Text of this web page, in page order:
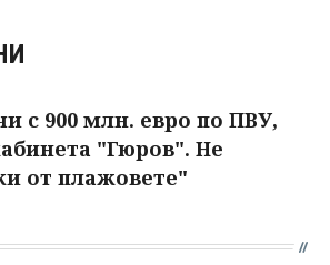
с 900 млн. евро по ПВУ,
"Гюров". Не
от плажовете"